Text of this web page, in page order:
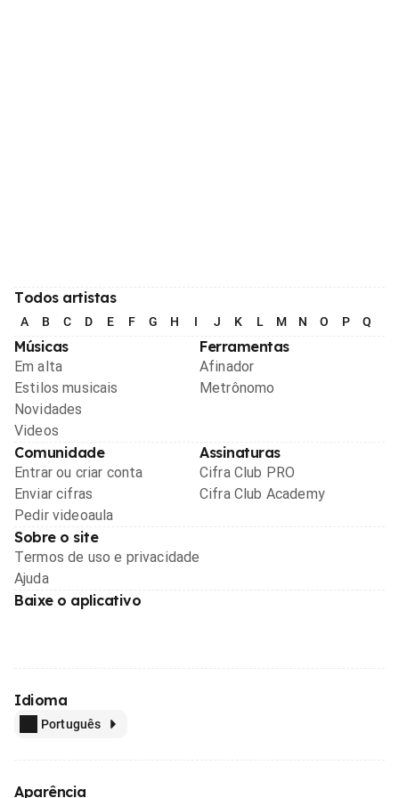
Todos artistas
A B C D E F G H I J K L M N O P Q
Músicas
Em alta
Estilos musicais
Novidades
Videos
Ferramentas
Afinador
Metrônomo
Comunidade
Entrar ou criar conta
Enviar cifras
Pedir videoaula
Assinaturas
Cifra Club PRO
Cifra Club Academy
Sobre o site
Termos de uso e privacidade
Ajuda
Baixe o aplicativo
Idioma
Português
Aparência